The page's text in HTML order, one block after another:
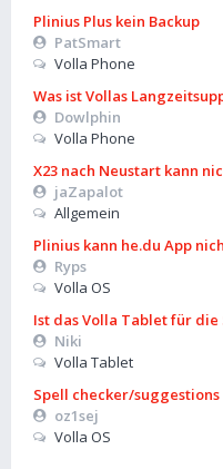
Plinius Plus kein Backup
PatSmart
Volla Phone
Was ist Vollas
Dowlphin
Volla Phone
X23 nach Neustart kann
jaZapalot
Allgemein
Plinius kann he.du App
Ryps
Volla OS
Ist das Volla Tablet für
Niki
Volla Tablet
Spell checker/
oz1sej
Volla OS